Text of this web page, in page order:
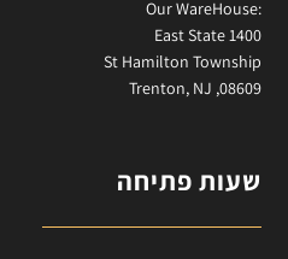
:Our WareHouse
East State 1400
St Hamilton Township
Trenton, NJ ,08609
שעות פתיחה